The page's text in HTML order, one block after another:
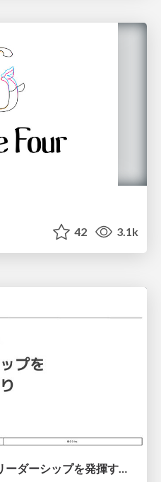
42 3.1k
職位にかかわらず全員がリーダーシップを発揮するチーム作り / Building a team where everyone can demonstrate leadership regardless of position